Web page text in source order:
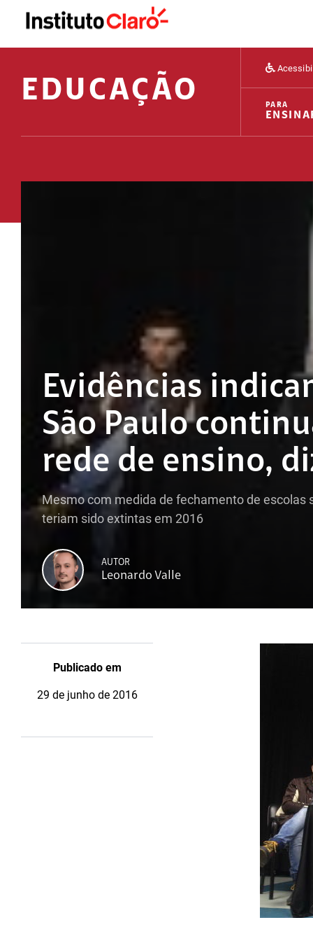
EDUCAÇÃO PARA
Evidências
São Paulo
rede de ensino,
Mesmo com medida de fechamento de
teriam sido extintas em 2016
AUTOR
Leonardo Valle
Publicado em
29 de junho de 2016